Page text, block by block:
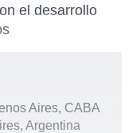
el desarrollo
Aires, CABA
Argentina